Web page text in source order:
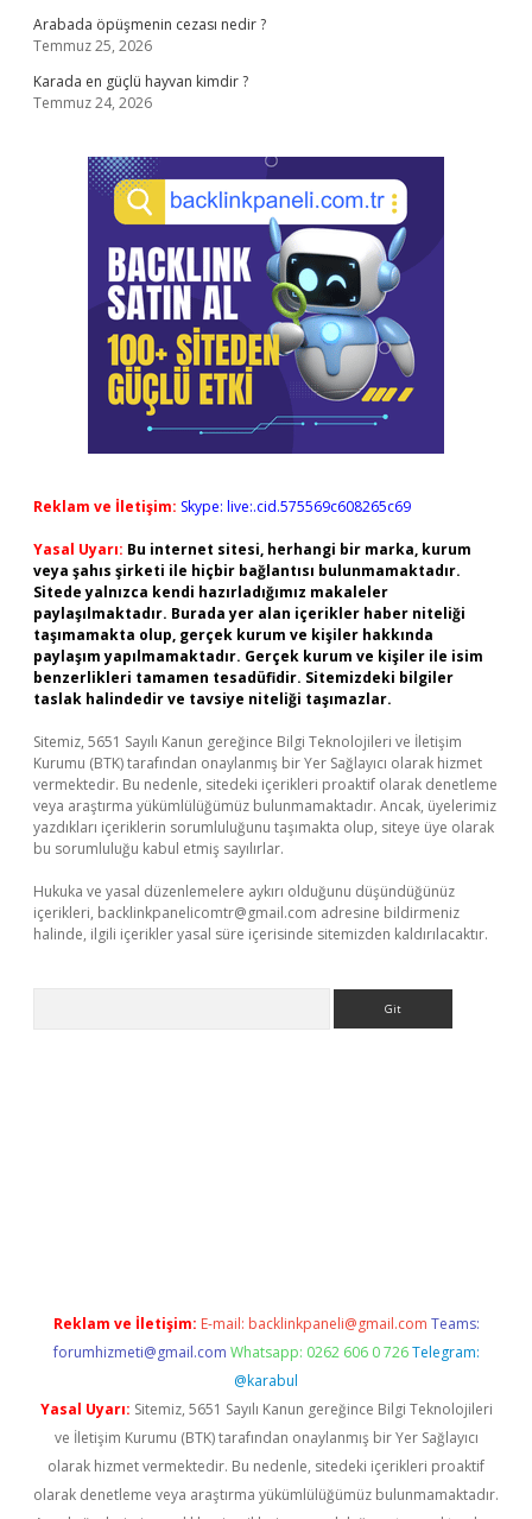
Arabada öpüşmenin cezası nedir ?
Temmuz 25, 2026
Karada en güçlü hayvan kimdir ?
Temmuz 24, 2026
Reklam ve İletişim: Skype: live:.cid.575569c608265c69
Yasal Uyarı: Bu internet sitesi, herhangi bir marka, kurum
veya şahıs şirketi ile hiçbir bağlantısı bulunmamaktadır.
Sitede yalnızca kendi hazırladığımız makaleler
paylaşılmaktadır. Burada yer alan içerikler haber niteliği
taşımamakta olup, gerçek kurum ve kişiler hakkında
paylaşım yapılmamaktadır. Gerçek kurum ve kişiler ile isim
benzerlikleri tamamen tesadüfidir. Sitemizdeki bilgiler
taslak halindedir ve tavsiye niteliği taşımazlar.
Sitemiz, 5651 Sayılı Kanun gereğince Bilgi Teknolojileri ve İletişim
Kurumu (BTK) tarafından onaylanmış bir Yer Sağlayıcı olarak hizmet
vermektedir. Bu nedenle, sitedeki içerikleri proaktif olarak denetleme
veya araştırma yükümlülüğümüz bulunmamaktadır. Ancak, üyelerimiz
yazdıkları içeriklerin sorumluluğunu taşımakta olup, siteye üye olarak
bu sorumluluğu kabul etmiş sayılırlar.
Hukuka ve yasal düzenlemelere aykırı olduğunu düşündüğünüz
içerikleri, backlinkpanelicomtr@gmail.com adresine bildirmeniz
halinde, ilgili içerikler yasal süre içerisinde sitemizden kaldırılacaktır.
Reklam ve İletişim: E-mail: backlinkpaneli@gmail.com Teams:
forumhizmeti@gmail.com Whatsapp: 0262 606 0 726 Telegram:
@karabul
Yasal Uyarı: Sitemiz, 5651 Sayılı Kanun gereğince Bilgi Teknolojileri
ve İletişim Kurumu (BTK) tarafından onaylanmış bir Yer Sağlayıcı
olarak hizmet vermektedir. Bu nedenle, sitedeki içerikleri proaktif
olarak denetleme veya araştırma yükümlülüğümüz bulunmamaktadır.